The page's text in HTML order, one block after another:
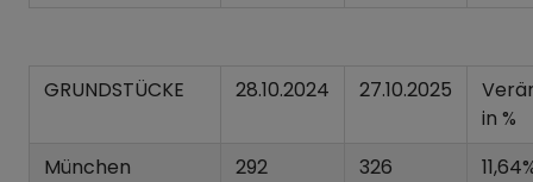
GRUNDSTÜCKE 28.10.2024 27.10.2025
in %
München
292 326